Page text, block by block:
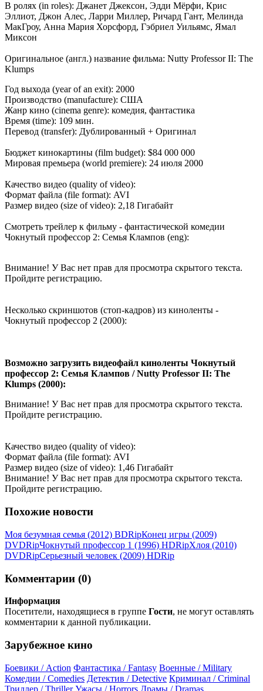
В ролях (in roles): Джанет Джексон, Эдди Мёрфи, Крис
Эллиот, Джон Алес, Ларри Миллер, Ричард Гант, Мелинда
МакГроу, Анна Мария Хорсфорд, Гэбриел Уильямс, Ямал
Миксон
Оригинальное (англ.) название фильма: Nutty Professor II: The
Klumps
Год выхода (year of an exit): 2000
Производство (manufacture): США
Жанр кино (cinema genre): комедия, фантастика
Время (time): 109 мин.
Перевод (transfer): Дублированный + Оригинал
Бюджет кинокартины (film budget): $84 000 000
Мировая премьера (world premiere): 24 июля 2000
Качество видео (quality of video):
Формат файла (file format): AVI
Размер видео (size of video): 2,18 Гигабайт
Смотреть трейлер к фильму - фантастической комедии
Чокнутый профессор 2: Семья Клампов (eng):
Внимание! У Вас нет прав для просмотра скрытого текста.
Пройдите регистрацию.
Несколько скриншотов (стоп-кадров) из киноленты -
Чокнутый профессор 2 (2000):
Возможно загрузить видеофайл киноленты Чокнутый
профессор 2: Семья Клампов / Nutty Professor II: The
Klumps (2000):
Внимание! У Вас нет прав для просмотра скрытого текста.
Пройдите регистрацию.
Качество видео (quality of video):
Формат файла (file format): AVI
Размер видео (size of video): 1,46 Гигабайт
Внимание! У Вас нет прав для просмотра скрытого текста.
Пройдите регистрацию.
Похожие новости
Моя безумная семья (2012) ВDRірКонец игры (2009)
DVDRірЧокнутый профессор 1 (1996) НDRірХлоя (2010)
DVDRірСерьезный человек (2009) НDRір
Комментарии (0)
Информация
Посетители, находящиеся в группе Гости, не могут оставлять
комментарии к данной публикации.
Зарубежное кино
Боевики / Action Фантастика / Fantasy Военные / Military
Комедии / Comedies Детектив / Detective Криминал / Criminal
Триллер / Thriller Ужасы / Horrors Драмы / Dramas